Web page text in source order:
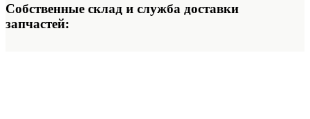
Собственные склад и служба доставки
запчастей: